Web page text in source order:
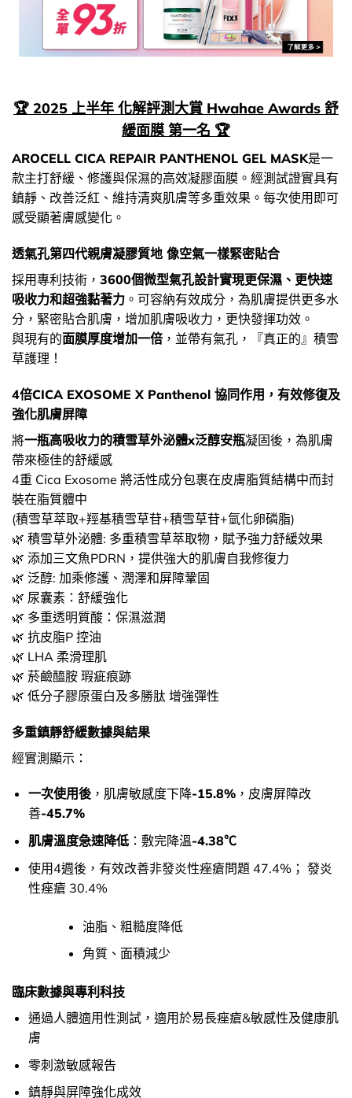
🏆 2025 上半年 化解評測大賞 Hwahae Awards 舒
緩面膜 第一名 🏆
AROCELL CICA REPAIR PANTHENOL GEL MASK是一
款主打舒緩、修護與保濕的高效凝膠面膜。經測試證實具有
鎮靜、改善泛紅、維持清爽肌膚等多重效果。每次使用即可
感受顯著膚感變化。
透氣孔第四代親膚凝膠質地 像空氣一樣緊密貼合
採用專利技術， 3600個微型氣孔設計實現更保濕、更快速
吸收力和超強黏著力 。可容納有效成分，為肌膚提供更多水
分，緊密貼合肌膚，增加肌膚吸收力，更快發揮功效。
與現有的面膜厚度增加一倍 ，並帶有氣孔，『真正的』積雪
草護理！
4倍CICA EXOSOME X Panthenol 協同作用，有效修復及
強化肌膚屏障
將一瓶高吸收力的積雪草外泌體x泛醇安瓶凝固後，為肌膚
帶來極佳的舒緩感
4重 Cica Exosome 將活性成分包裹在皮膚脂質結構中而封
裝在脂質體中
(積雪草萃取+羥基積雪草苷+積雪草苷+氫化卵磷脂)
🌿 積雪草外泌體: 多重積雪草萃取物，賦予強力舒緩效果
🌿 添加三文魚PDRN，提供強大的肌膚自我修復力
🌿 泛醇: 加乘修護、潤澤和屏障鞏固
🌿 尿囊素：舒緩強化
🌿 多重透明質酸：保濕滋潤
🌿 抗皮脂P 控油
🌿 LHA 柔滑理肌
🌿 菸鹼醯胺 瑕疵痕跡
🌿 低分子膠原蛋白及多勝肽 增強彈性
多重鎮靜舒緩數據與結果
經實測顯示：
一次使用後，肌膚敏感度下降-15.8%，皮膚屏障改
善-45.7%
肌膚溫度急速降低：敷完降溫-4.38℃
使用4週後，有效改善非發炎性痤瘡問題 47.4%； 發炎
性痤瘡 30.4%
油脂、粗糙度降低
角質、面積減少
臨床數據與專利科技
通過人體適用性測試，適用於易長痤瘡&敏感性及健康肌
膚
零刺激敏感報告
鎮靜與屏障強化成效